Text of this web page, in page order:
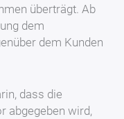
überträgt. Ab
dem
dem Kunden
dass die
abgegeben wird,